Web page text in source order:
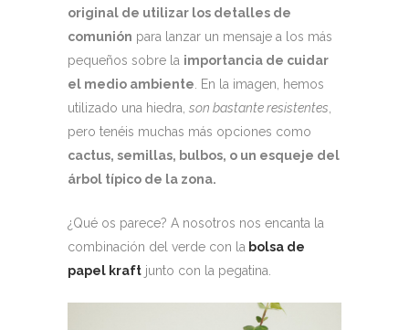
original de utilizar los detalles de
comunión para lanzar un mensaje a los más
pequeños sobre la importancia de cuidar
el medio ambiente. En la imagen, hemos
utilizado una hiedra, son bastante resistentes,
pero tenéis muchas más opciones como
cactus, semillas, bulbos, o un esqueje del
árbol típico de la zona.
¿Qué os parece? A nosotros nos encanta la
combinación del verde con la bolsa de
papel kraft junto con la pegatina.